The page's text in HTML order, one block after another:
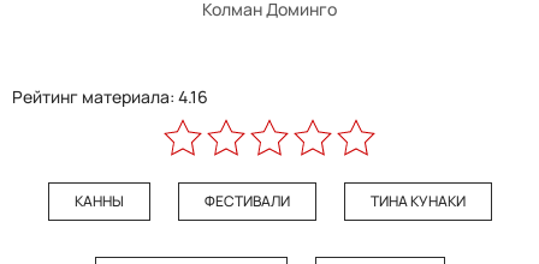
Колман Доминго
Рейтинг материала: 4.16
КАННЫ ФЕСТИВАЛИ ТИНА КУНАКИ